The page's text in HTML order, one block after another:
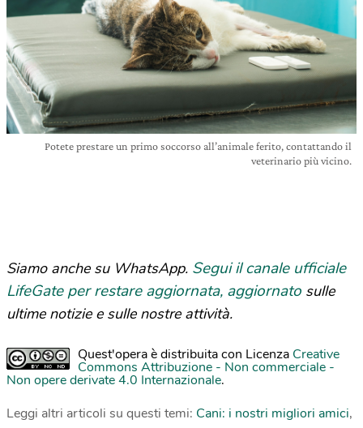
Potete prestare un primo soccorso all’animale ferito, contattando il
veterinario più vicino.
Siamo anche su WhatsApp. Segui il canale ufficiale
LifeGate per restare aggiornata, aggiornato sulle
ultime notizie e sulle nostre attività.
Quest'opera è distribuita con Licenza Creative
Commons Attribuzione - Non commerciale -
Non opere derivate 4.0 Internazionale.
Leggi altri articoli su questi temi: Cani: i nostri migliori amici,